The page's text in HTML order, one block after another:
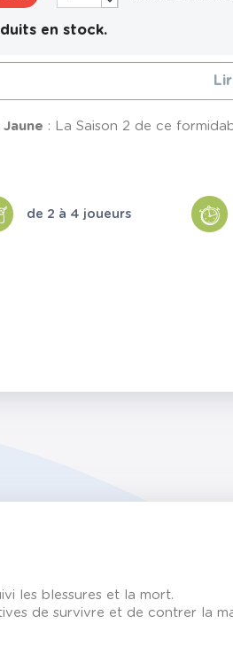
en stock.
: La Saison 2 de ce
de 2 à 4 joueurs
les blessures et la mort.
de survivre et de contrer la